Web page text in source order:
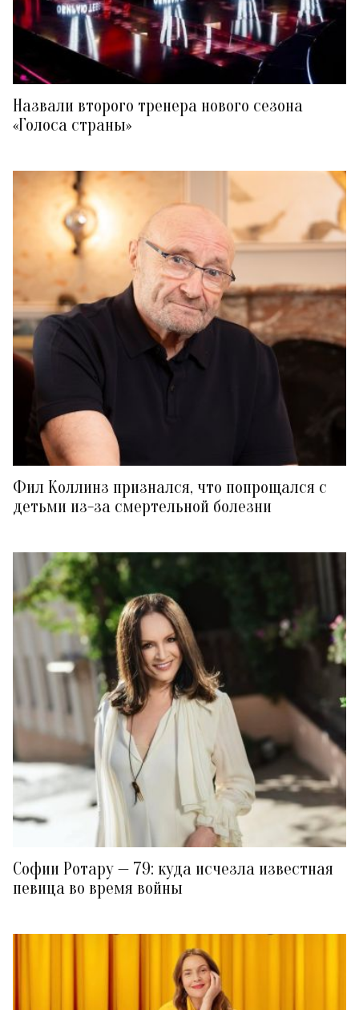
Назвали второго тренера нового сезона
«Голоса страны»
Фил Коллинз признался, что попрощался с
детьми из-за смертельной болезни
Софии Ротару — 79: куда исчезла известная
певица во время войны